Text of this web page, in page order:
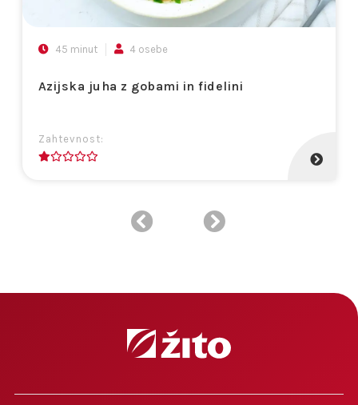
Azijska juha z gobami in fidelini
Zahtevnost:
45 minut 4 osebe